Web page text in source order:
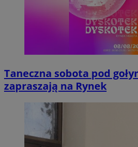
Taneczna sobota pod
zapraszają na Rynek